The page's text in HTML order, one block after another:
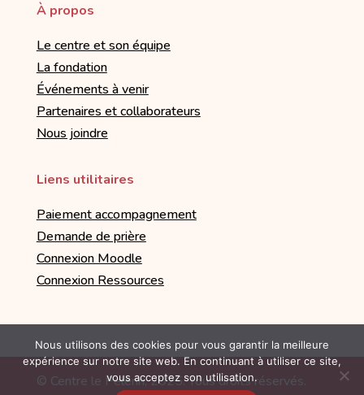
À propos
Le centre et son équipe
La fondation
Événements à venir
Partenaires et collaborateurs
Nous joindre
Liens utilitaires
Paiement accompagnement
Demande de prière
Connexion Moodle
Connexion Ressources
© Centre le Pèlerin, 2025. Tous droits réservés.
Nous utilisons des cookies pour vous garantir la meilleure
expérience sur notre site web. En continuant à utiliser ce site,
vous acceptez son utilisation.